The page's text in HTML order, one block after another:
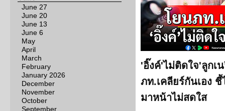
June 27
June 20
June 13
June 6
May
April
March
February
January 2026
December
November
October
September
'อิ๊งค์'ไม่ติดใจ'ลูกเ
ภท.เคลียร์กันเอง
มาหน้าไม่สดใส